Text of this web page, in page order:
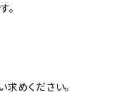
。
求めください。